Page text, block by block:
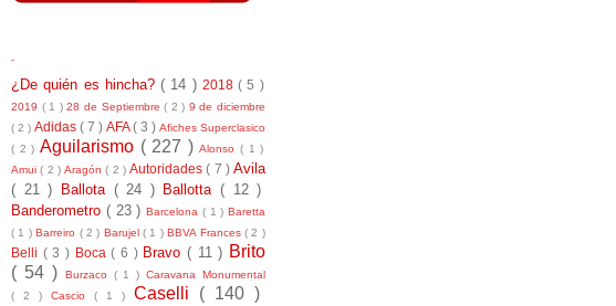
-
¿De quién es hincha?( 14 ) 2018( 5 )
2019 ( 1 )28 de Septiembre( 2 ) 9 de diciembre
( 2 ) Adidas ( 7 ) AFA( 3 ) Afiches Superclasico
( 2 ) Aguilarismo ( 227 )Alonso( 1 )
Amui( 2 ) Aragón( 2 ) Autoridades( 7 ) Avila
( 21 )
Ballota ( 24 ) Ballotta( 12 )
Banderometro ( 23 ) Barcelona ( 1 ) Baretta
( 1 )Barreiro ( 2 ) Barujel ( 1 )BBVA Frances ( 2 )
Belli ( 3 ) Boca( 6 ) Bravo( 11 ) Brito
( 54 )
Burzaco ( 1 )Caravana Monumental
( 2 ) Cascio ( 1 ) Caselli ( 140 )